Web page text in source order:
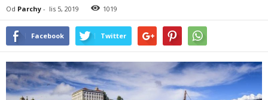
Od Parchy - lis 5, 2019 1019
Facebook Twitter